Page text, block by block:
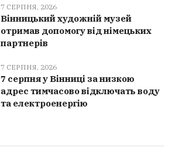
7 СЕРПНЯ, 2026
Вінницький художній музей
отримав допомогу від німецьких
партнерів
7 СЕРПНЯ, 2026
7 серпня у Вінниці за низкою
адрес тимчасово відключать воду
та електроенергію